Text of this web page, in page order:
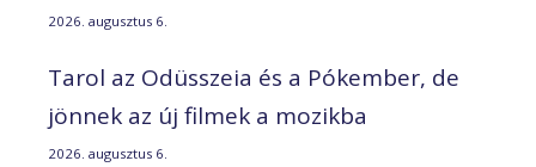
2026. augusztus 6.
Tarol az Odüsszeia és a Pókember, de
jönnek az új filmek a mozikba
2026. augusztus 6.